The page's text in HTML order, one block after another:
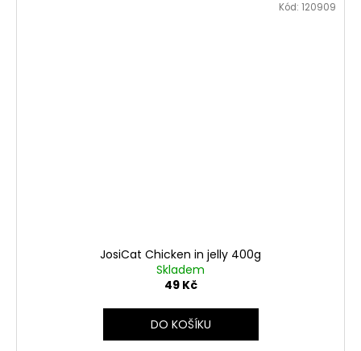
JosiCat Chicken in jelly 400g
Skladem
49 Kč
DO KOŠÍKU
Kód: 120909